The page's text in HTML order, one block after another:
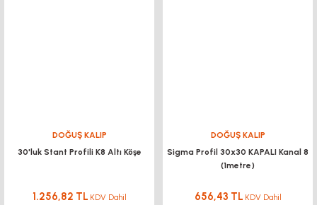
DOĞUŞ KALIP
30'luk Stant Profili K8 Altı Köşe
1.256,82 TL KDV Dahil
DOĞUŞ KALIP
Sigma Profil 30x30 KAPALI Kanal 8
(1metre)
656,43 TL KDV Dahil